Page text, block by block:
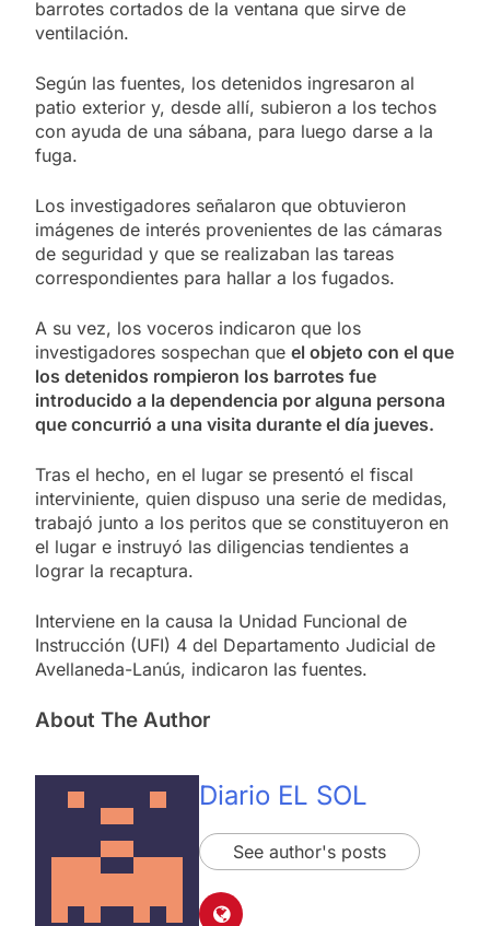
barrotes cortados de la ventana que sirve de
ventilación.
Según las fuentes, los detenidos ingresaron al
patio exterior y, desde allí, subieron a los techos
con ayuda de una sábana, para luego darse a la
fuga.
Los investigadores señalaron que obtuvieron
imágenes de interés provenientes de las cámaras
de seguridad y que se realizaban las tareas
correspondientes para hallar a los fugados.
A su vez, los voceros indicaron que los
investigadores sospechan que el objeto con el que
los detenidos rompieron los barrotes fue
introducido a la dependencia por alguna persona
que concurrió a una visita durante el día jueves.
Tras el hecho, en el lugar se presentó el fiscal
interviniente, quien dispuso una serie de medidas,
trabajó junto a los peritos que se constituyeron en
el lugar e instruyó las diligencias tendientes a
lograr la recaptura.
Interviene en la causa la Unidad Funcional de
Instrucción (UFI) 4 del Departamento Judicial de
Avellaneda-Lanús, indicaron las fuentes.
About The Author
Diario EL SOL
See author's posts